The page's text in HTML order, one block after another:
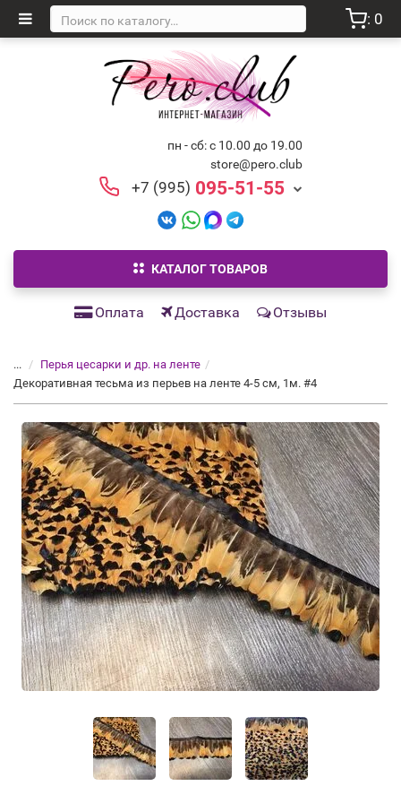
: 0
пн - сб: с 10.00 до 19.00
store@pero.club
+7 (995) 095-51-55
КАТАЛОГ ТОВАРОВ
Оплата Доставка Отзывы
...
Перья цесарки и др. на ленте
Декоративная тесьма из перьев на ленте 4-5 см, 1м. #4